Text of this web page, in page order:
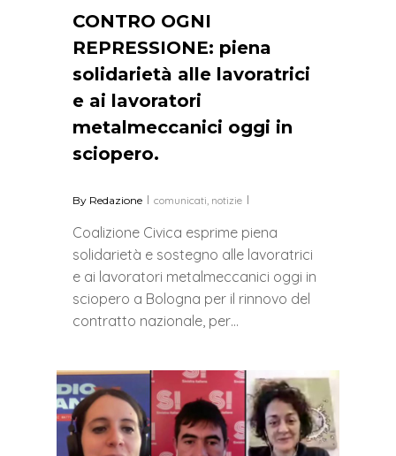
CONTRO OGNI
REPRESSIONE: piena
solidarietà alle lavoratrici
e ai lavoratori
metalmeccanici oggi in
sciopero.
By Redazione comunicati notizie
Coalizione Civica esprime piena
solidarietà e sostegno alle lavoratrici
e ai lavoratori metalmeccanici oggi in
sciopero a Bologna per il rinnovo del
contratto nazionale, per…